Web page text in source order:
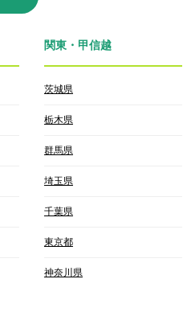
関東・甲信越
茨城県
栃木県
群馬県
埼玉県
千葉県
東京都
神奈川県